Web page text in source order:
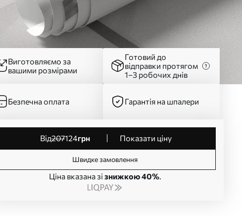
Виготовляємо за
вашими розмірами
Готовий до
відправки протягом
1–3 робочих днів
Безпечна оплата Гарантія на шпалери
від207124грн Показати ціну
Швидке замовлення
Ціна вказана зі знижкою 40%.